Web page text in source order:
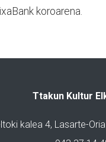
koroarena.
Ttakun Kultur
kalea 4, Lasarte-